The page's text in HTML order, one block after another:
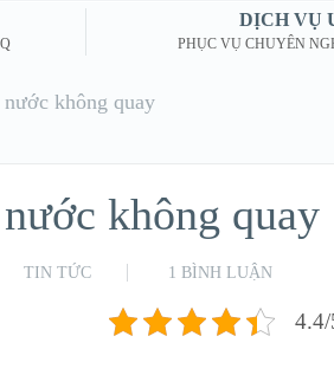
DỊCH VỤ
PHỤC VỤ CHUYÊN
không quay
không quay
TIN TỨC 1 BÌNH LUẬN